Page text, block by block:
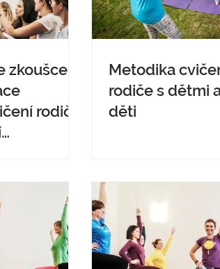
z
rodičů
Metodika
rodiče s dětmi
děti